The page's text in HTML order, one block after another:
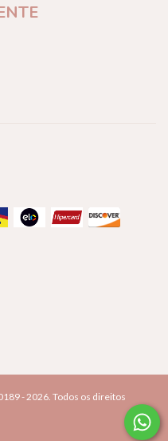
- 2026. Todos os direitos